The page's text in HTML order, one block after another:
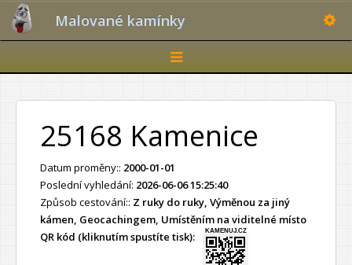
Malované kamínky
Toggle
navigation
25168 Kamenice
Datum proměny:: 2000-01-01
Poslední vyhledání: 2026-06-06 15:25:40
Způsob cestování:: Z ruky do ruky, Výměnou za jiný
kámen, Geocachingem, Umístěním na viditelné místo
QR kód (kliknutím spustíte tisk):
KAMENUJ.CZ